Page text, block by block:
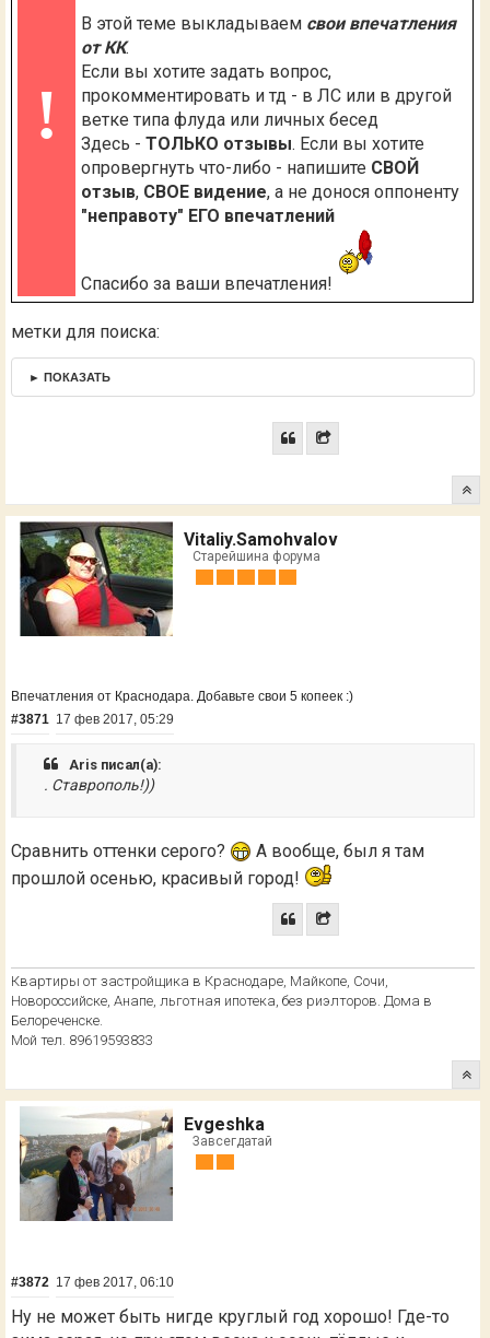
!
В этой теме выкладываем свои впечатления
от КК.
Если вы хотите задать вопрос,
прокомментировать и тд - в ЛС или в другой
ветке типа флуда или личных бесед
Здесь - ТОЛЬКО отзывы. Если вы хотите
опровергнуть что-либо - напишите СВОЙ
отзыв, СВОЕ видение, а не донося оппоненту
"неправоту" ЕГО впечатлений
Спасибо за ваши впечатления!
метки для поиска:
► ПОКАЗАТЬ
Vitaliy.Samohvalov
Старейшина форума
Впечатления от Краснодара. Добавьте свои 5 копеек :)
#3871 17 фев 2017, 05:29
Aris писал(а):
. Ставрополь!))
Сравнить оттенки серого?
А вообще, был я там
прошлой осенью, красивый город!
Квартиры от застройщика в Краснодаре, Майкопе, Сочи,
Новороссийске, Анапе, льготная ипотека, без риэлторов. Дома в
Белореченске.
Мой тел. 89619593833
Evgeshka
Завсегдатай
#3872 17 фев 2017, 06:10
Ну не может быть нигде круглый год хорошо! Где-то